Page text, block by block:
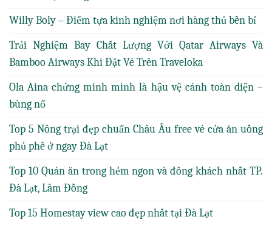
Willy Boly – Điểm tựa kinh nghiệm nơi hàng thủ bền bỉ
Trải Nghiệm Bay Chất Lượng Với Qatar Airways Và
Bamboo Airways Khi Đặt Vé Trên Traveloka
Ola Aina chứng minh mình là hậu vệ cánh toàn diện –
bùng nổ
Top 5 Nông trại đẹp chuẩn Châu Âu free vé cửa ăn uống
phủ phê ở ngay Đà Lạt
Top 10 Quán ăn trong hẻm ngon và đông khách nhất TP.
Đà Lạt, Lâm Đồng
Top 15 Homestay view cao đẹp nhất tại Đà Lạt